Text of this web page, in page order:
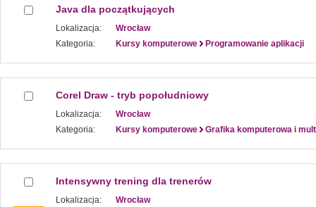
Java dla początkujących
Lokalizacja:
Wrocław
Kategoria:
Kursy komputerowe Programowanie aplikacji
Corel Draw - tryb popołudniowy
Lokalizacja:
Wrocław
Kategoria:
Kursy komputerowe Grafika komputerowa i
Intensywny trening dla trenerów
Lokalizacja:
Wrocław